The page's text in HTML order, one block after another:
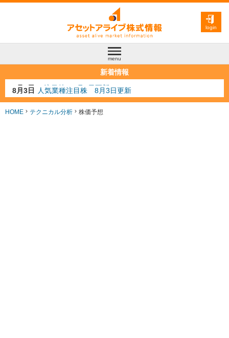
login
menu
新着情報
8月3日
人気業種注目株 8月3日更新
8月2日 金融注目株 8月2日更新
7月29日 日経225シグナル点灯
HOME テクニカル分析 株価予想